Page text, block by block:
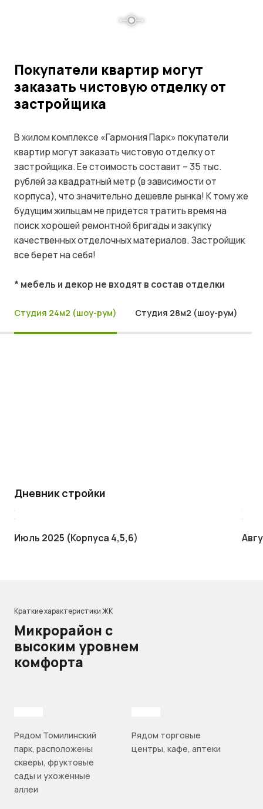
Покупатели квартир могут
заказать чистовую отделку от
застройщика
В жилом комплексе «Гармония Парк» покупатели
квартир могут заказать чистовую отделку от
застройщика. Ее стоимость составит – 35 тыс.
рублей за квадратный метр (в зависимости от
корпуса), что значительно дешевле рынка! К тому же
будущим жильцам не придется тратить время на
поиск хорошей ремонтной бригады и закупку
качественных отделочных материалов. Застройщик
все берет на себя!
* мебель и декор не входят в состав отделки
Студия 24м2 (шоу-рум) Студия 28м2 (шоу-рум)
Дневник стройки
Июль 2025 (Корпуса 4,5,6)
Краткие характеристики ЖК
Микрорайон с
высоким уровнем
комфорта
Рядом Томилинский
парк, расположены
скверы, фруктовые
сады и ухоженные
аллеи
Рядом торговые
центры, кафе, аптеки